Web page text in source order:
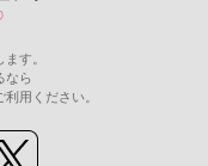
す。
なら
用ください。